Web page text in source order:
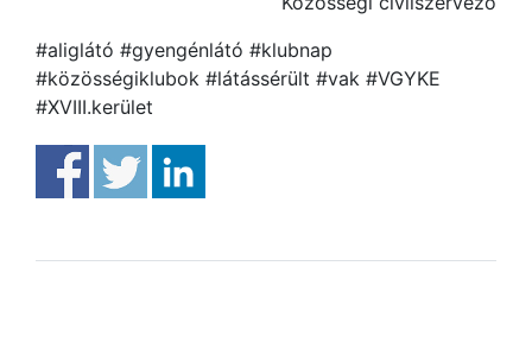
#aliglátó #gyengénlátó #klubnap
#közösségiklubok #látássérült #vak #VGYKE
#XVIII.kerület